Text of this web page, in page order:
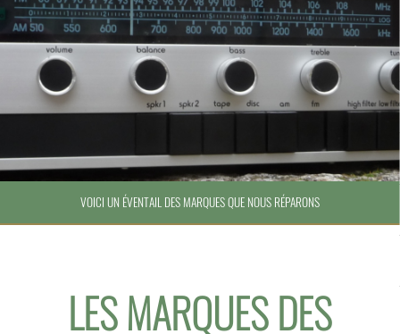
VOICI UN ÉVENTAIL DES MARQUES QUE NOUS RÉPARONS
LES MARQUES DES